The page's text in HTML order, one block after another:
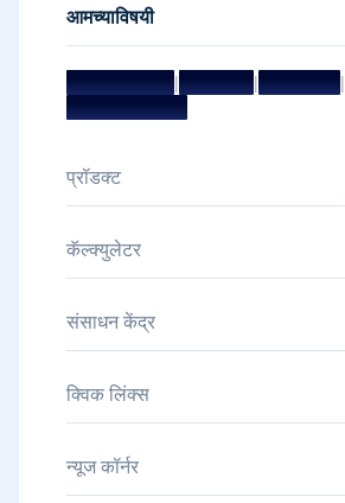
आमच्याविषयी
मिशन आणि व्हिजन|मॅनेजमेंट टीम|संचालक मंडळ|
पुरस्कार आणि सन्मान
प्रॉडक्ट
कॅल्क्युलेटर
संसाधन केंद्र
क्विक लिंक्स
न्यूज कॉर्नर